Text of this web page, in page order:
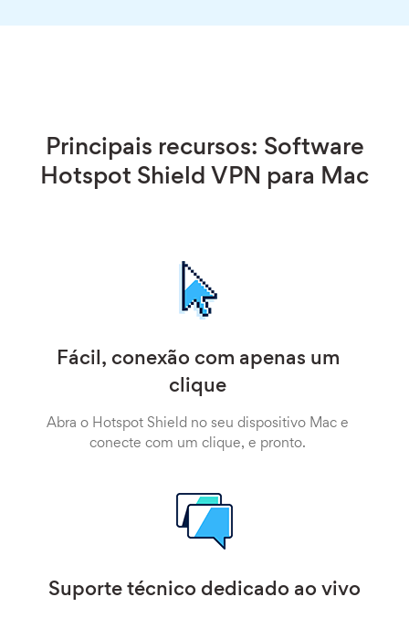
Principais recursos: Software
Hotspot Shield VPN para Mac
Fácil, conexão com apenas um
clique
Abra o Hotspot Shield no seu dispositivo Mac e
conecte com um clique, e pronto.
Suporte técnico dedicado ao vivo